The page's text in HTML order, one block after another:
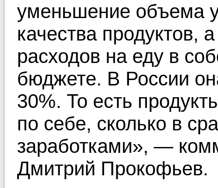
уменьшение объема
качества продуктов,
расходов на еду в
бюджете. В России
30%. То есть
по себе, сколько в
заработками», —
Дмитрий Прокофьев.